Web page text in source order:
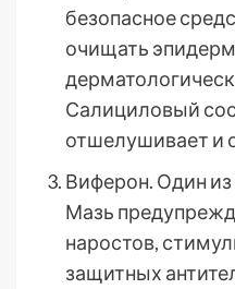
безопасное
очищать
Салициловый
отшелушивает и
Виферон. Один
Мазь
наростов,
защитных